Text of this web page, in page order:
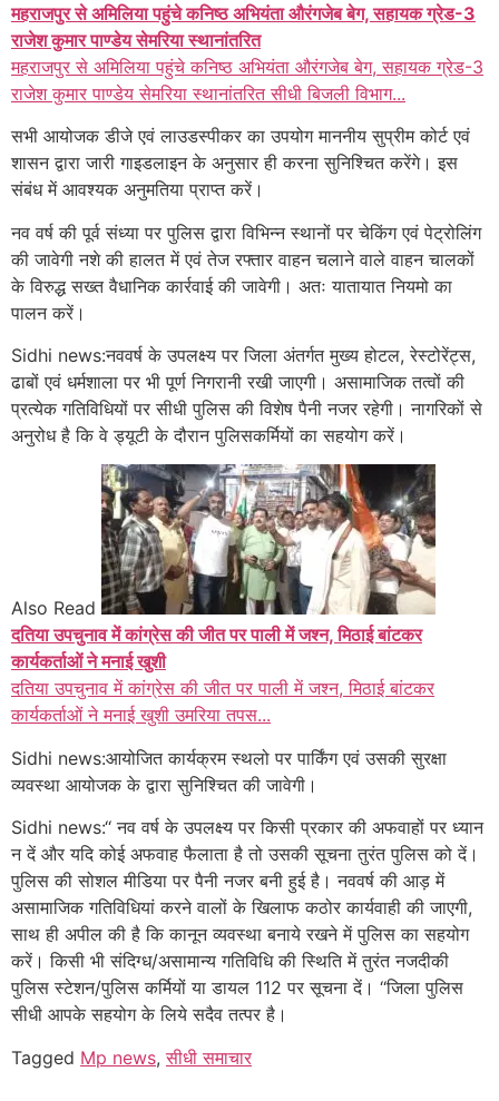
महराजपुर से अमिलिया पहुंचे कनिष्ठ अभियंता औरंगजेब बेग, सहायक ग्रेड-3
राजेश कुमार पाण्डेय सेमरिया स्थानांतरित
महराजपुर से अमिलिया पहुंचे कनिष्ठ अभियंता औरंगजेब बेग, सहायक ग्रेड-3
राजेश कुमार पाण्डेय सेमरिया स्थानांतरित सीधी बिजली विभाग...
सभी आयोजक डीजे एवं लाउडस्पीकर का उपयोग माननीय सुप्रीम कोर्ट एवं
शासन द्वारा जारी गाइडलाइन के अनुसार ही करना सुनिश्चित करेंगे। इस
संबंध में आवश्यक अनुमतिया प्राप्त करें।
नव वर्ष की पूर्व संध्या पर पुलिस द्वारा विभिन्न स्थानों पर चेकिंग एवं पेट्रोलिंग
की जावेगी नशे की हालत में एवं तेज रफ्तार वाहन चलाने वाले वाहन चालकों
के विरुद्ध सख्त वैधानिक कार्रवाई की जावेगी। अतः यातायात नियमो का
पालन करें।
Sidhi news:नववर्ष के उपलक्ष्य पर जिला अंतर्गत मुख्य होटल, रेस्टोरेंट्स,
ढाबों एवं धर्मशाला पर भी पूर्ण निगरानी रखी जाएगी। असामाजिक तत्वों की
प्रत्येक गतिविधियों पर सीधी पुलिस की विशेष पैनी नजर रहेगी। नागरिकों से
अनुरोध है कि वे ड्यूटी के दौरान पुलिसकर्मियों का सहयोग करें।
Also Read
दतिया उपचुनाव में कांग्रेस की जीत पर पाली में जश्न, मिठाई बांटकर
कार्यकर्ताओं ने मनाई खुशी
दतिया उपचुनाव में कांग्रेस की जीत पर पाली में जश्न, मिठाई बांटकर
कार्यकर्ताओं ने मनाई खुशी उमरिया तपस...
Sidhi news:आयोजित कार्यक्रम स्थलो पर पार्किंग एवं उसकी सुरक्षा
व्यवस्था आयोजक के द्वारा सुनिश्चित की जावेगी।
Sidhi news:‘‘ नव वर्ष के उपलक्ष्य पर किसी प्रकार की अफवाहों पर ध्यान
न दें और यदि कोई अफवाह फैलाता है तो उसकी सूचना तुरंत पुलिस को दें।
पुलिस की सोशल मीडिया पर पैनी नजर बनी हुई है। नववर्ष की आड़ में
असामाजिक गतिविधियां करने वालों के खिलाफ कठोर कार्यवाही की जाएगी,
साथ ही अपील की है कि कानून व्यवस्था बनाये रखने में पुलिस का सहयोग
करें। किसी भी संदिग्ध/असामान्य गतिविधि की स्थिति में तुरंत नजदीकी
पुलिस स्टेशन/पुलिस कर्मियों या डायल 112 पर सूचना दें। ‘‘जिला पुलिस
सीधी आपके सहयोग के लिये सदैव तत्पर है।
Tagged Mp news,सीधी समाचार